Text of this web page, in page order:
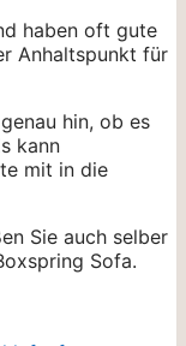
haben oft gute
Anhaltspunkt für
hin, ob es
kann
mit in die
Sie auch selber
Sofa.